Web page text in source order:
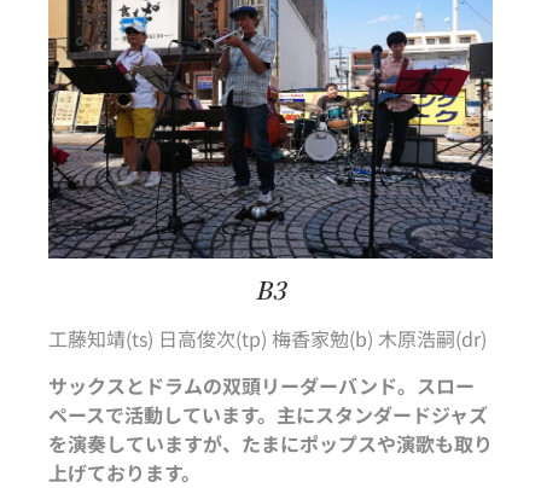
B3
工藤知靖(ts) 日高俊次(tp) 梅香家勉(b) 木原浩嗣(dr)
サックスとドラムの双頭リーダーバンド。スロー
ペースで活動しています。主にスタンダードジャズ
を演奏していますが、たまにポップスや演歌も取り
上げております。